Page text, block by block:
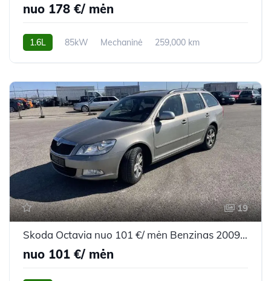
nuo 178 €/ mėn
1.6L 85kW Mechaninė
259,000 km
19
Skoda Octavia nuo 101 €/ mėn Benzinas 2009m. Universalas Automatinė
nuo 101 €/ mėn